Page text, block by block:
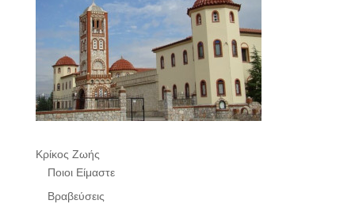
Κρίκος Ζωής
Ποιοι Είμαστε
Βραβεύσεις